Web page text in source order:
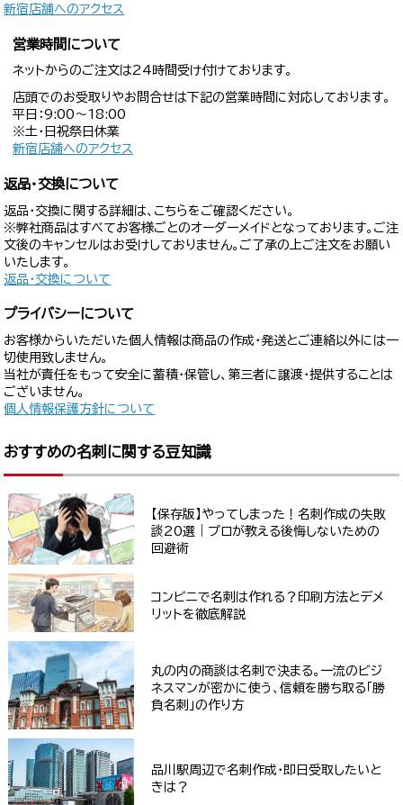
新宿店舗へのアクセス
営業時間について
ネットからのご注文は24時間受け付けております。
店頭でのお受取りやお問合せは下記の営業時間に対応しております。
平日：9:00〜18:00
※土・日祝祭日休業
新宿店舗へのアクセス
返品・交換について
返品・交換に関する詳細は、こちらをご確認ください。
※弊社商品はすべてお客様ごとのオーダーメイドとなっております。ご注
文後のキャンセルはお受けしておりません。ご了承の上ご注文をお願い
いたします。
返品・交換について
プライバシーについて
お客様からいただいた個人情報は商品の作成・発送とご連絡以外には一
切使用致しません。
当社が責任をもって安全に蓄積・保管し、第三者に譲渡・提供することは
ございません。
個人情報保護方針について
おすすめの名刺に関する豆知識
【保存版】やってしまった！名刺作成の失敗
談20選｜プロが教える後悔しないための
回避術
コンビニで名刺は作れる？印刷方法とデメ
リットを徹底解説
丸の内の商談は名刺で決まる。一流のビジ
ネスマンが密かに使う、信頼を勝ち取る「勝
負名刺」の作り方
品川駅周辺で名刺作成・即日受取したいと
きは？